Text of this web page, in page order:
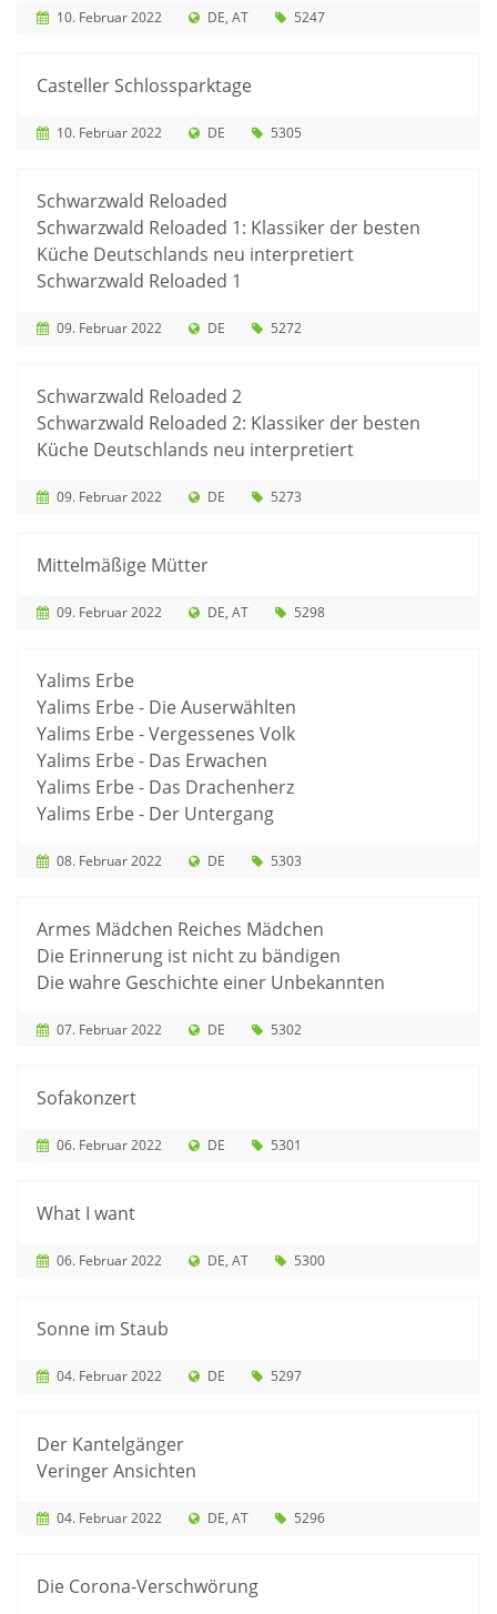
10. Februar 2022 DE AT 5247
Casteller Schlossparktage
10. Februar 2022 DE 5305
Schwarzwald Reloaded
Schwarzwald Reloaded 1: Klassiker der besten
Küche Deutschlands neu interpretiert
Schwarzwald Reloaded 1
09. Februar 2022 DE 5272
Schwarzwald Reloaded 2
Schwarzwald Reloaded 2: Klassiker der besten
Küche Deutschlands neu interpretiert
09. Februar 2022 DE 5273
Mittelmäßige Mütter
09. Februar 2022 DE AT 5298
Yalims Erbe
Yalims Erbe - Die Auserwählten
Yalims Erbe - Vergessenes Volk
Yalims Erbe - Das Erwachen
Yalims Erbe - Das Drachenherz
Yalims Erbe - Der Untergang
08. Februar 2022 DE 5303
Armes Mädchen Reiches Mädchen
Die Erinnerung ist nicht zu bändigen
Die wahre Geschichte einer Unbekannten
07. Februar 2022 DE 5302
Sofakonzert
06. Februar 2022 DE 5301
What I want
06. Februar 2022 DE AT 5300
Sonne im Staub
04. Februar 2022 DE 5297
Der Kantelgänger
Veringer Ansichten
04. Februar 2022 DE AT 5296
Die Corona-Verschwörung